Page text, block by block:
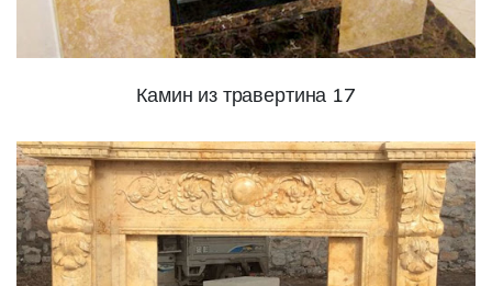
Камин из травертина 17